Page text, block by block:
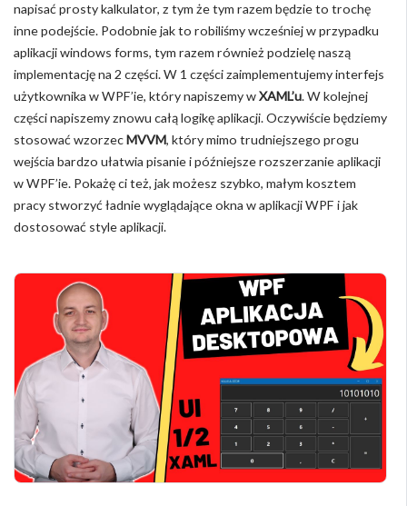
napisać prosty kalkulator, z tym że tym razem będzie to trochę
inne podejście. Podobnie jak to robiliśmy wcześniej w przypadku
aplikacji windows forms, tym razem również podzielę naszą
implementację na 2 części. W 1 części zaimplementujemy interfejs
użytkownika w WPF’ie, który napiszemy wXAML’u. W kolejnej
części napiszemy znowu całą logikę aplikacji. Oczywiście będziemy
stosować wzorzecMVVM, który mimo trudniejszego progu
wejścia bardzo ułatwia pisanie i późniejsze rozszerzanie aplikacji
w WPF’ie. Pokażę ci też, jak możesz szybko, małym kosztem
pracy stworzyć ładnie wyglądające okna w aplikacji WPF i jak
dostosować style aplikacji.